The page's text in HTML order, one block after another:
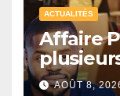
ACTUALITÉS
Affaire
après
AOÛT 8,